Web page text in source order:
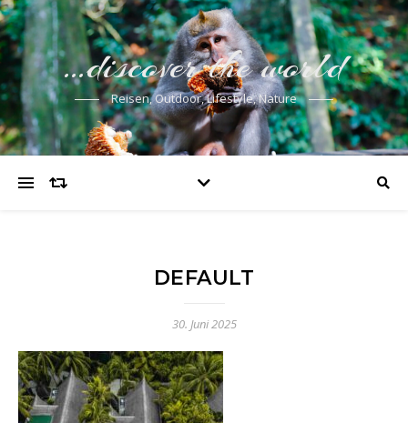
…discover the world
Reisen, Outdoor, Lifestyle, Nature
DEFAULT
30. Juni 2025